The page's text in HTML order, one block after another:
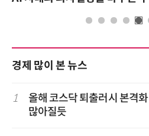
경제 많이 본 뉴스
1
올해 코스닥 퇴출러시 본격
많아질듯